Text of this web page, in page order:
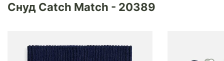
Снуд Catch Match - 20389